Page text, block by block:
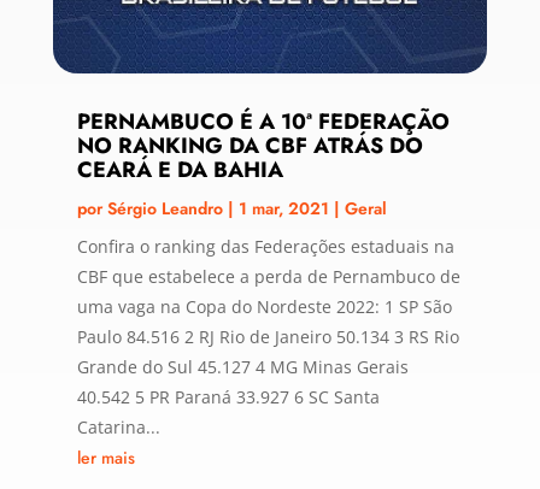
PERNAMBUCO É A 10ª FEDERAÇÃO
NO RANKING DA CBF ATRÁS DO
CEARÁ E DA BAHIA
porSérgio Leandro| 1 mar, 2021 | Geral
Confira o ranking das Federações estaduais na
CBF que estabelece a perda de Pernambuco de
uma vaga na Copa do Nordeste 2022: 1 SP São
Paulo 84.516 2 RJ Rio de Janeiro 50.134 3 RS Rio
Grande do Sul 45.127 4 MG Minas Gerais
40.542 5 PR Paraná 33.927 6 SC Santa
Catarina...
ler mais